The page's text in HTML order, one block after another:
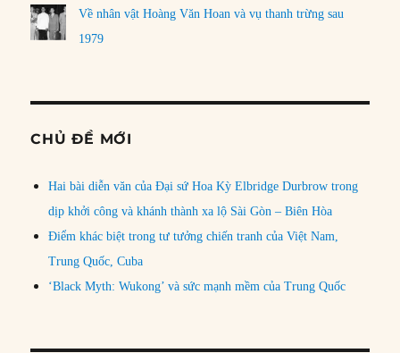
Về nhân vật Hoàng Văn Hoan và vụ thanh trừng sau
1979
CHỦ ĐỀ MỚI
Hai bài diễn văn của Đại sứ Hoa Kỳ Elbridge Durbrow trong
dịp khởi công và khánh thành xa lộ Sài Gòn – Biên Hòa
Điểm khác biệt trong tư tưởng chiến tranh của Việt Nam,
Trung Quốc, Cuba
‘Black Myth: Wukong’ và sức mạnh mềm của Trung Quốc